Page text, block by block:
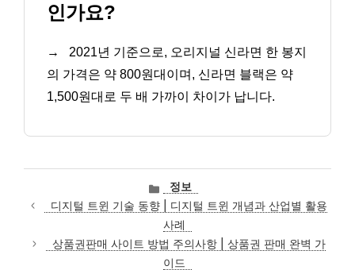
인가요?
→
2021년 기준으로, 오리지널 신라면 한 봉지
의 가격은 약 800원대이며, 신라면 블랙은 약
1,500원대로 두 배 가까이 차이가 납니다.
카
테
고
리
정보
디지털 트윈 기술 동향 | 디지털 트윈 개념과 산업별 활용
사례
상품권판매 사이트 방법 주의사항 | 상품권 판매 완벽 가
이드